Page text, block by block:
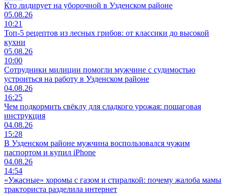
Кто лидирует на уборочной в Узденском районе
05.08.26
10:21
Топ-5 рецептов из лесных грибов: от классики до высокой
кухни
05.08.26
10:00
Сотрудники милиции помогли мужчине с судимостью
устроиться на работу в Узденском районе
04.08.26
16:25
Чем подкормить свёклу для сладкого урожая: пошаговая
инструкция
04.08.26
15:28
В Узденском районе мужчина воспользовался чужим
паспортом и купил iPhone
04.08.26
14:54
«Ужасные» хоромы с газом и стиралкой: почему жалоба мамы
тракториста разделила интернет